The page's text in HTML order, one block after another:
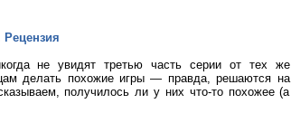
не увидят третью часть серии от тех же
делать похожие игры — правда, решаются на
получилось ли у них что-то похожее (а